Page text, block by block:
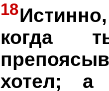
18
когда
хотел; а